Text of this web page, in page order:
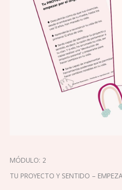
MÓDULO: 2
TU PROYECTO Y SENTIDO –